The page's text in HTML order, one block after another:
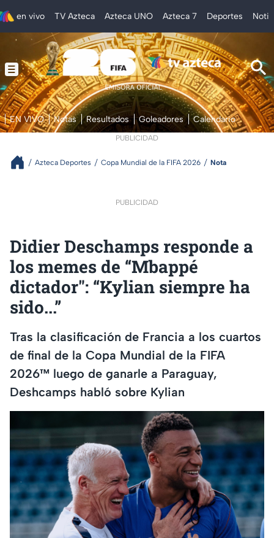
en vivo TV Azteca Azteca UNO Azteca 7 Deportes
EN VIVO Notas Resultados Goleadores Calendario
PUBLICIDAD
Azteca Deportes Copa Mundial de la FIFA 2026 Nota
PUBLICIDAD
Didier Deschamps responde a
los memes de “Mbappé
dictador": “Kylian siempre ha
sido...”
Tras la clasificación de Francia a los cuartos
de final de la Copa Mundial de la FIFA
2026™ luego de ganarle a Paraguay,
Deshcamps habló sobre Kylian